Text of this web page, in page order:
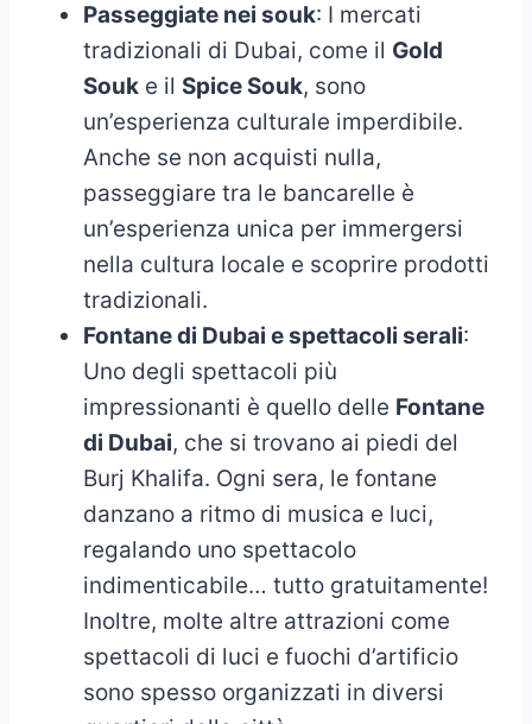
Passeggiate nei souk: I mercati
tradizionali di Dubai, come il Gold
Souk e il Spice Souk, sono
un’esperienza culturale imperdibile.
Anche se non acquisti nulla,
passeggiare tra le bancarelle è
un’esperienza unica per immergersi
nella cultura locale e scoprire prodotti
tradizionali.
Fontane di Dubai e spettacoli serali:
Uno degli spettacoli più
impressionanti è quello delle Fontane
di Dubai, che si trovano ai piedi del
Burj Khalifa. Ogni sera, le fontane
danzano a ritmo di musica e luci,
regalando uno spettacolo
indimenticabile… tutto gratuitamente!
Inoltre, molte altre attrazioni come
spettacoli di luci e fuochi d’artificio
sono spesso organizzati in diversi